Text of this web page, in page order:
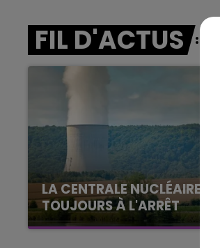
FIL D'ACTUS
LA CENTRALE NUCLÉAIRE
TOUJOURS À L'ARRÊT
Cela fait déjà une semaine que